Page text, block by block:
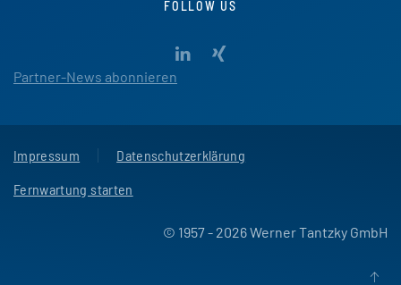
FOLLOW US
Partner-News abonnieren
Impressum
Datenschutzerklärung
Fernwartung starten
© 1957 - 2026 Werner Tantzky GmbH